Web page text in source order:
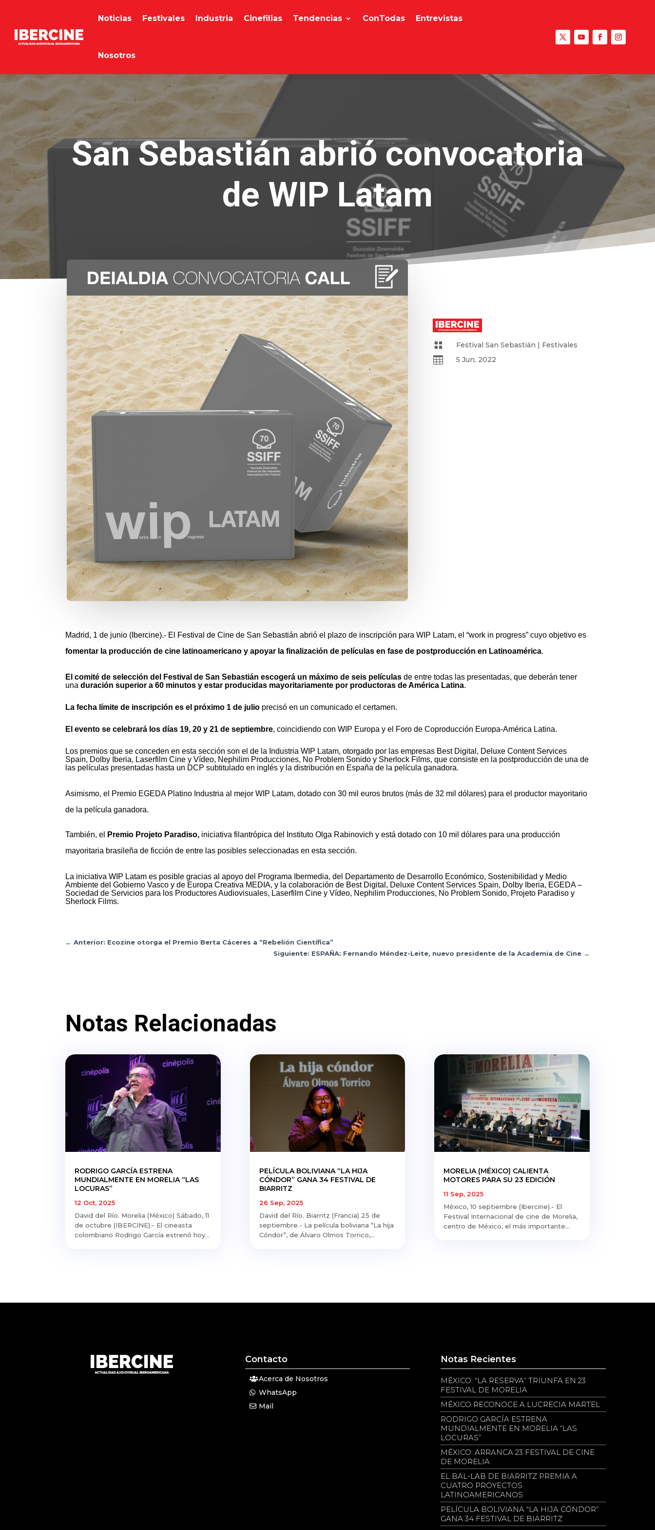
Noticias Festivales Industria Cinefilias Tendencias ConTodas Entrevistas
Nosotros
San Sebastián abrió convocatoria
de WIP Latam
 Festival San Sebastián | Festivales
 5 Jun, 2022
Madrid, 1 de junio (Ibercine).- El Festival de Cine de San Sebastián abrió el plazo de inscripción para WIP Latam, el “work in progress” cuyo objetivo es
fomentar la producción de cine latinoamericano y apoyar la finalización de películas en fase de postproducción en Latinoamérica.
El comité de selección del Festival de San Sebastián escogerá un máximo de seis películas de entre todas las presentadas, que deberán tener
unaduración superior a 60 minutos y estar producidas mayoritariamente por productoras de América Latina.
La fecha límite de inscripción es el próximo 1 de julio precisó en un comunicado el certamen.
El evento se celebrará los días 19, 20 y 21 de septiembre, coincidiendo con WIP Europa y el Foro de Coproducción Europa-América Latina.
Los premios que se conceden en esta sección son el de la Industria WIP Latam, otorgado por las empresas Best Digital, Deluxe Content Services
Spain, Dolby Iberia, Laserfilm Cine y Vídeo, Nephilim Producciones, No Problem Sonido y Sherlock Films, que consiste en la postproducción de una de
las películas presentadas hasta un DCP subtitulado en inglés y la distribución en España de la película ganadora.
Asimismo, el Premio EGEDA Platino Industria al mejor WIP Latam, dotado con 30 mil euros brutos (más de 32 mil dólares) para el productor mayoritario
de la película ganadora.
También, el Premio Projeto Paradiso, iniciativa filantrópica del Instituto Olga Rabinovich y está dotado con 10 mil dólares para una producción
mayoritaria brasileña de ficción de entre las posibles seleccionadas en esta sección.
La iniciativa WIP Latam es posible gracias al apoyo del Programa Ibermedia, del Departamento de Desarrollo Económico, Sostenibilidad y Medio
Ambiente del Gobierno Vasco y de Europa Creativa MEDIA, y la colaboración de Best Digital, Deluxe Content Services Spain, Dolby Iberia, EGEDA –
Sociedad de Servicios para los Productores Audiovisuales, Laserfilm Cine y Vídeo, Nephilim Producciones, No Problem Sonido, Projeto Paradiso y
Sherlock Films.
←Anterior: Ecozine otorga el Premio Berta Cáceres a “Rebelión Científica”
Siguiente: ESPAÑA: Fernando Méndez-Leite, nuevo presidente de la Academia de Cine→
Notas Relacionadas
RODRIGO GARCÍA ESTRENA
MUNDIALMENTE EN MORELIA “LAS
LOCURAS”
12 Oct, 2025
David del Río. Morelia (México) Sábado, 11
de octubre (IBERCINE).- El cineasta
colombiano Rodrigo García estrenó hoy...
PELÍCULA BOLIVIANA “LA HIJA
CÓNDOR” GANA 34 FESTIVAL DE
BIARRITZ
26 Sep, 2025
David del Río. Biarritz (Francia) 25 de
septiembre.- La película boliviana “La hija
Cóndor”, de Álvaro Olmos Torrico,...
MORELIA (MÉXICO) CALIENTA
MOTORES PARA SU 23 EDICIÓN
11 Sep, 2025
México, 10 septiembre (Ibercine).- El
Festival Internacional de cine de Morelia,
centro de México, el más importante...
Contacto
Acerca de Nosotros
WhatsApp
Mail
Notas Recientes
MÉXICO: “LA RESERVA” TRIUNFA EN 23
FESTIVAL DE MORELIA
MÉXICO RECONOCE A LUCRECIA MARTEL
RODRIGO GARCÍA ESTRENA
MUNDIALMENTE EN MORELIA “LAS
LOCURAS”
MÉXICO: ARRANCA 23 FESTIVAL DE CINE
DE MORELIA
EL BAL-LAB DE BIARRITZ PREMIA A
CUATRO PROYECTOS
LATINOAMERICANOS
PELÍCULA BOLIVIANA “LA HIJA CÓNDOR”
GANA 34 FESTIVAL DE BIARRITZ